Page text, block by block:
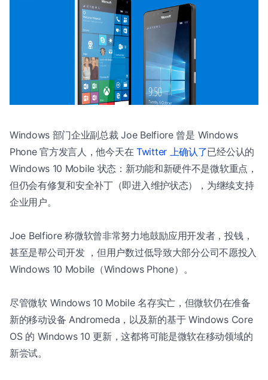
Windows 部门企业副总裁 Joe Belfiore 曾是 Windows
Phone 官方发言人，他今天在 Twitter 上确认了已经公认的
Windows 10 Mobile 状态：新功能和新硬件不是微软重点，
但仍会有修复和安全补丁（即进入维护状态），为继续支持
企业用户。
Joe Belfiore 称微软曾非常努力地鼓励应用开发者，投钱，
甚至是帮公司开发 ，但用户数过低导致大部分公司不愿投入
Windows 10 Mobile（Windows Phone）。
尽管微软 Windows 10 Mobile 名存实亡，但微软仍在准备
新的移动设备 Andromeda，以及新的基于 Windows Core
OS 的 Windows 10 更新，这都将可能是微软在移动领域的
新尝试。